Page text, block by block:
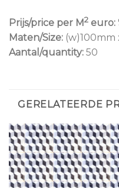
Prijs/price per M2 euro:
Maten/Size: (w)100mm
Aantal/quantity: 50
GERELATEERDE